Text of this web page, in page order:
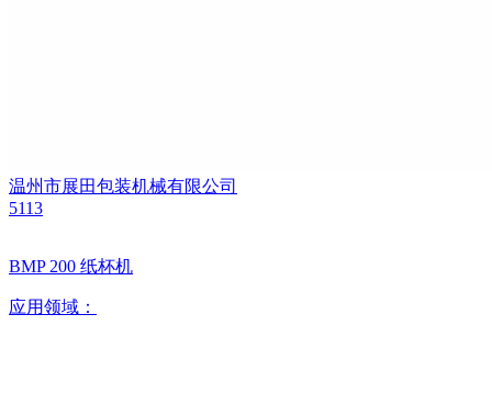
温州市展田包装机械有限公司
5113
BMP 200 纸杯机
应用领域：